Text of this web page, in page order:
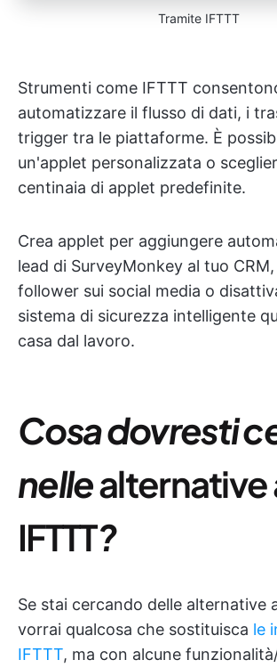
Tramite IFTTT
Strumenti come IFTTT
automatizzare il flusso di dati, i
trigger tra le piattaforme. È
un'applet personalizzata o
centinaia di applet predefinite.
Crea applet per aggiungere
lead di SurveyMonkey al tuo
follower sui social media o
sistema di sicurezza intelligente
casa dal lavoro.
Cosa dovresti
nellealternative
IFTTT?
Se stai cercando delle alternative
vorrai qualcosa che sostituisca le
IFTTT, ma con alcune